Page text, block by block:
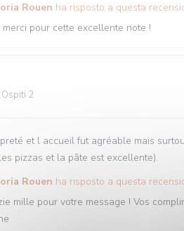
Rouen ha risposto a questa
merci pour cette excellente note !
2
et l accueil fut agréable mais
pizzas et la pâte est excellente).
Rouen ha risposto a questa
mille pour votre message ! Vos